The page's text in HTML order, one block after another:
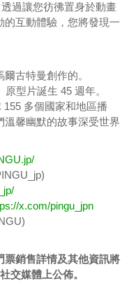
過讓您彷彿置身於動畫
互動體驗，您將發現一
古特曼創作的。
型片誕生 45 週年。
155 多個國家和地區播
溫馨幽默的故事深受世界
x.com/pingu_jpn
票銷售詳情及其他資訊將
交媒體上公佈。